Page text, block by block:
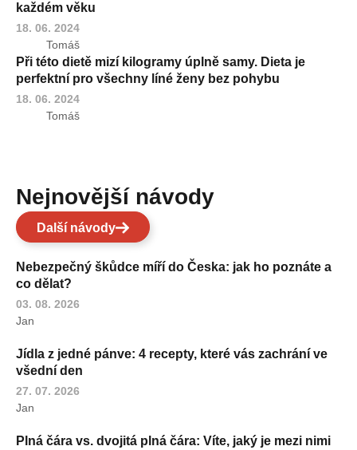
každém věku
18. 06. 2024
Tomáš
Při této dietě mizí kilogramy úplně samy. Dieta je
perfektní pro všechny líné ženy bez pohybu
18. 06. 2024
Tomáš
Nejnovější návody
Další návody
Nebezpečný škůdce míří do Česka: jak ho poznáte a
co dělat?
03. 08. 2026
Jan
Jídla z jedné pánve: 4 recepty, které vás zachrání ve
všední den
27. 07. 2026
Jan
Plná čára vs. dvojitá plná čára: Víte, jaký je mezi nimi